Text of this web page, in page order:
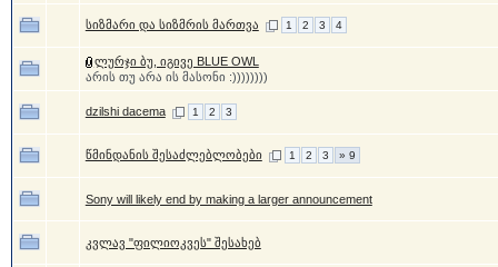
სიზმარი და სიზმრის მართვა 1 2 3 4
ლურჯი ბუ, იგივე BLUE OWL
არის თუ არა ის მასონი :))))))))
dzilshi dacema 1 2 3
წმინდანის შესაძლებლობები 1 2 3 » 9
Sony will likely end by making a larger announcement
კვლავ "ფილიოკვეს" შესახებ